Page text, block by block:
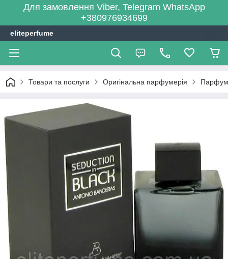
Для замовлення Viber, Telegram WhatsApp
+380976934699
eliteperfume
Товари та послуги Оригінальна парфумерія